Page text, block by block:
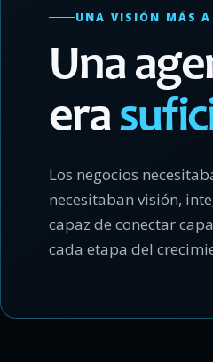
UNA VISIÓN MÁS
Una
era
Los negocios
necesitaban visión,
capaz de conectar
cada etapa del